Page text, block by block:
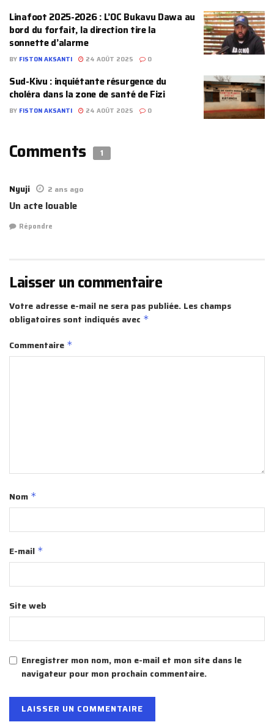
Linafoot 2025-2026 : L’OC Bukavu Dawa au
bord du forfait, la direction tire la
sonnette d’alarme
BY FISTON AKSANTI 24 AOÛT 2025 0
Sud-Kivu : inquiétante résurgence du
choléra dans la zone de santé de Fizi
BY FISTON AKSANTI 24 AOÛT 2025 0
Comments 1
Nyuji 2 ans ago
Un acte louable
Répondre
Laisser un commentaire
Votre adresse e-mail ne sera pas publiée. Les champs
obligatoires sont indiqués avec *
Commentaire *
Nom *
E-mail *
Site web
Enregistrer mon nom, mon e-mail et mon site dans le
navigateur pour mon prochain commentaire.